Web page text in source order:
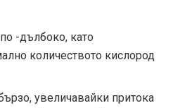
-дълбоко, като
количеството кислород
увеличавайки притока